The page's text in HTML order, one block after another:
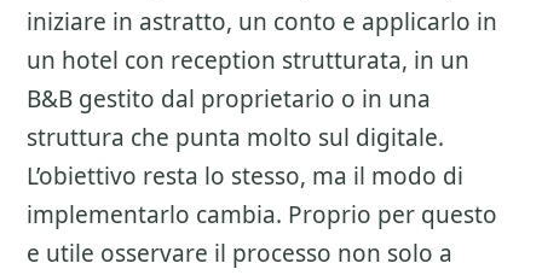
iniziare in astratto, un conto e applicarlo in
un hotel con reception strutturata, in un
B&B gestito dal proprietario o in una
struttura che punta molto sul digitale.
L’obiettivo resta lo stesso, ma il modo di
implementarlo cambia. Proprio per questo
e utile osservare il processo non solo a